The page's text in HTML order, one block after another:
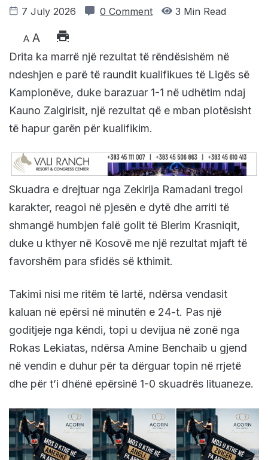
7 July 2026 0 Comment 3 Min Read
A A
Drita ka marrë një rezultat të rëndësishëm në
ndeshjen e parë të raundit kualifikues të Ligës së
Kampionëve, duke barazuar 1-1 në udhëtim ndaj
Kauno Zalgirisit, një rezultat që e mban plotësisht
të hapur garën për kualifikim.
Skuadra e drejtuar nga Zekirija Ramadani tregoi
karakter, reagoi në pjesën e dytë dhe arriti të
shmangë humbjen falë golit të Blerim Krasniqit,
duke u kthyer në Kosovë me një rezultat mjaft të
favorshëm para sfidës së kthimit.
Takimi nisi me ritëm të lartë, ndërsa vendasit
kaluan në epërsi në minutën e 24-t. Pas një
goditjeje nga këndi, topi u devijua në zonë nga
Rokas Lekiatas, ndërsa Amine Benchaib u gjend
në vendin e duhur për ta dërguar topin në rrjetë
dhe për t’i dhënë epërsinë 1-0 skuadrës lituaneze.